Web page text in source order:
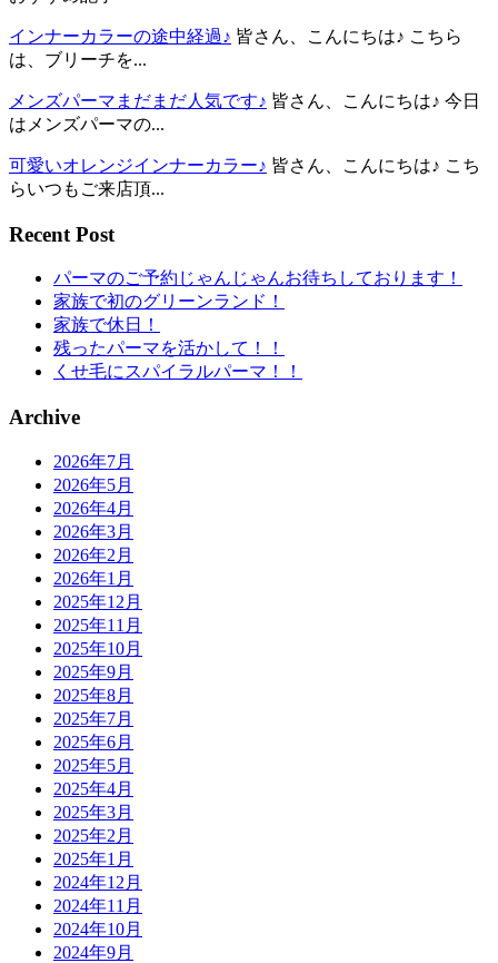
インナーカラーの途中経過♪ 皆さん、こんにちは♪ こちら
は、ブリーチを...
メンズパーマまだまだ人気です♪ 皆さん、こんにちは♪ 今日
はメンズパーマの...
可愛いオレンジインナーカラー♪ 皆さん、こんにちは♪ こち
らいつもご来店頂...
Recent Post
パーマのご予約じゃんじゃんお待ちしております！
家族で初のグリーンランド！
家族で休日！
残ったパーマを活かして！！
くせ毛にスパイラルパーマ！！
Archive
2026年7月
2026年5月
2026年4月
2026年3月
2026年2月
2026年1月
2025年12月
2025年11月
2025年10月
2025年9月
2025年8月
2025年7月
2025年6月
2025年5月
2025年4月
2025年3月
2025年2月
2025年1月
2024年12月
2024年11月
2024年10月
2024年9月